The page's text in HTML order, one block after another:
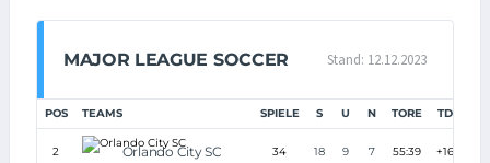
MAJOR LEAGUE SOCCER Stand: 12.12.2023
POS TEAMS SPIELE S U N TORE TD
2 Orlando City SC 34 18 9 7 55:39 +16